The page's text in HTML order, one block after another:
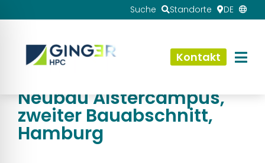
Suche Standorte DE
Kontakt
Neubau Alstercampus,
zweiter Bauabschnitt,
Hamburg